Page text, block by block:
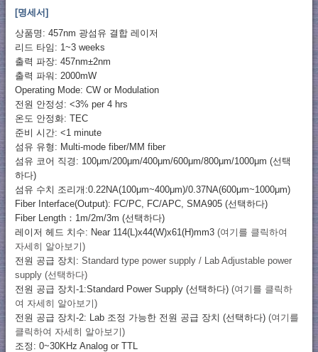
[명세서]
상품명: 457nm 광섬유 결합 레이저
리드 타임: 1~3 weeks
출력 파장: 457nm±2nm
출력 파워: 2000mW
Operating Mode: CW or Modulation
전원 안정성: <3% per 4 hrs
온도 안정화: TEC
준비 시간: <1 minute
섬유 유형: Multi-mode fiber/MM fiber
섬유 코어 직경: 100μm/200μm/400μm/600μm/800μm/1000μm (선택
하다)
섬유 수치 조리개:0.22NA(100μm~400μm)/0.37NA(600μm~1000μm)
Fiber Interface(Output): FC/PC, FC/APC, SMA905 (선택하다)
Fiber Length：1m/2m/3m (선택하다)
레이저 헤드 치수: Near 114(L)x44(W)x61(H)mm3 (여기를 클릭하여
자세히 알아보기)
전원 공급 장치: Standard type power supply / Lab Adjustable power
supply (선택하다)
전원 공급 장치-1:Standard Power Supply (선택하다) (여기를 클릭하
여 자세히 알아보기)
전원 공급 장치-2: Lab 조정 가능한 전원 공급 장치 (선택하다) (여기를
클릭하여 자세히 알아보기)
조정: 0~30KHz Analog or TTL